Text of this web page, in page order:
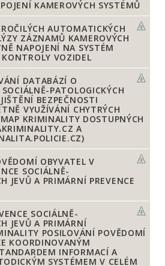
KAMEROVÝCH SYSTÉMŮ
AUTOMATICKÝCH
ZÁZNAMŮ KAMEROVÝCH
NAPOJENÍ NA SYSTÉM
VOZIDEL
DATABÁZÍ O
PATOLOGICKÝCH
BEZPEČNOSTI
VYUŽÍVÁNÍ CHYTRÝCH
KRIMINALITY DOSTUPNÝCH
A
OBYVATEL V
SOCIÁLNĚ-
JEVŮ A PRIMÁRNÍ PREVENCE
SOCIÁLNĚ-
JEVŮ A PRIMÁRNÍ
POSILOVÁNÍ POVĚDOMÍ
KOORDINOVANÝM
INFORMACÍ A
SYSTÉMEM V CELÉM